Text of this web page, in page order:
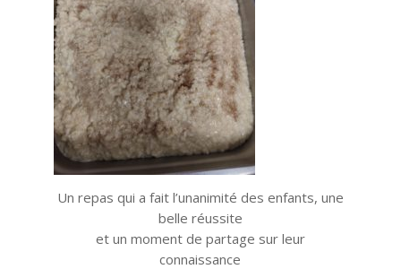
Un repas qui a fait l’unanimité des enfants, une
belle réussite
et un moment de partage sur leur
connaissance